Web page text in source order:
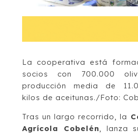
La cooperativa está
socios con 700.000
producción media de
kilos de aceitunas./Foto:
Tras un largo recorrido, la
Agrícola Cobelén, lanza